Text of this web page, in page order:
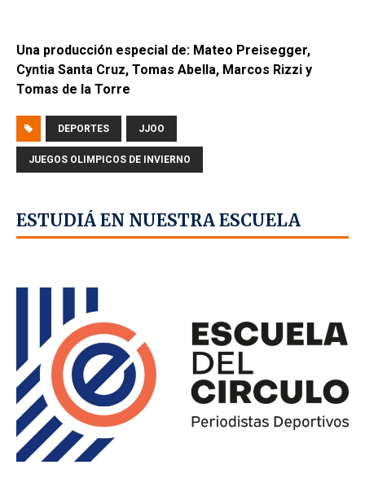
Una producción especial de: Mateo Preisegger,
Cyntia Santa Cruz, Tomas Abella, Marcos Rizzi y
Tomas de la Torre
DEPORTES JJOO
JUEGOS OLIMPICOS DE INVIERNO
ESTUDIÁ EN NUESTRA ESCUELA